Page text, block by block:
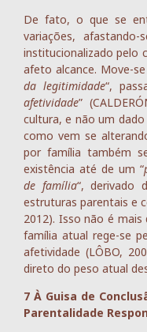
De fato, o que se
variações,
institucionalizado pelo
afeto alcance. Move-
da legitimidade“,
afetividade”
cultura, e não um
como vem se
por família também
existência até de um “
de família“, derivado
estruturas parentais e
2012). Isso não é
família atual rege-se
afetividade (LÔBO,
direto do peso atual
7 À Guisa de
Parentalidade